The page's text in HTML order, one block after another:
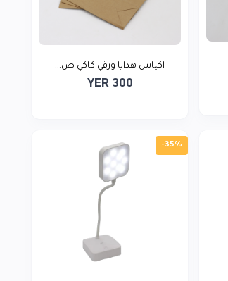
اكياس هدايا ورقي كاكي ص...
YER 300
-35%